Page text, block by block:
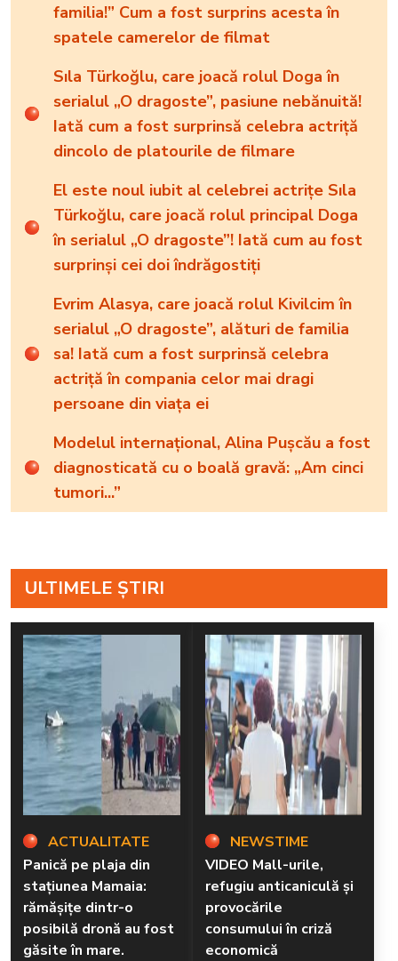
familia!” Cum a fost surprins acesta în
spatele camerelor de filmat
Sıla Türkoğlu, care joacă rolul Doga în
serialul „O dragoste”, pasiune nebănuită!
Iată cum a fost surprinsă celebra actriță
dincolo de platourile de filmare
El este noul iubit al celebrei actrițe Sıla
Türkoğlu, care joacă rolul principal Doga
în serialul „O dragoste”! Iată cum au fost
surprinși cei doi îndrăgostiți
Evrim Alasya, care joacă rolul Kivilcim în
serialul „O dragoste”, alături de familia
sa! Iată cum a fost surprinsă celebra
actriță în compania celor mai dragi
persoane din viața ei
Modelul internațional, Alina Pușcău a fost
diagnosticată cu o boală gravă: „Am cinci
tumori...”
ULTIMELE ȘTIRI
ACTUALITATE
Panică pe plaja din
stațiunea Mamaia:
rămăşiţe dintr-o
posibilă dronă au fost
găsite în mare.
NEWSTIME
VIDEO Mall-urile,
refugiu anticaniculă și
provocările
consumului în criză
economică